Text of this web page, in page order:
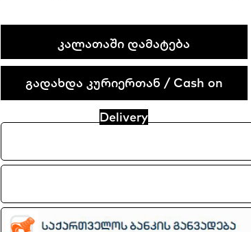
Max
Dawn
quantity
ᲙᲐᲚᲐᲗᲐᲨᲘ ᲓᲐᲛᲐᲢᲔᲑᲐ
გადახდა კურიერთან / Cash on
Delivery